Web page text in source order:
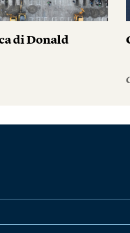
di Donald